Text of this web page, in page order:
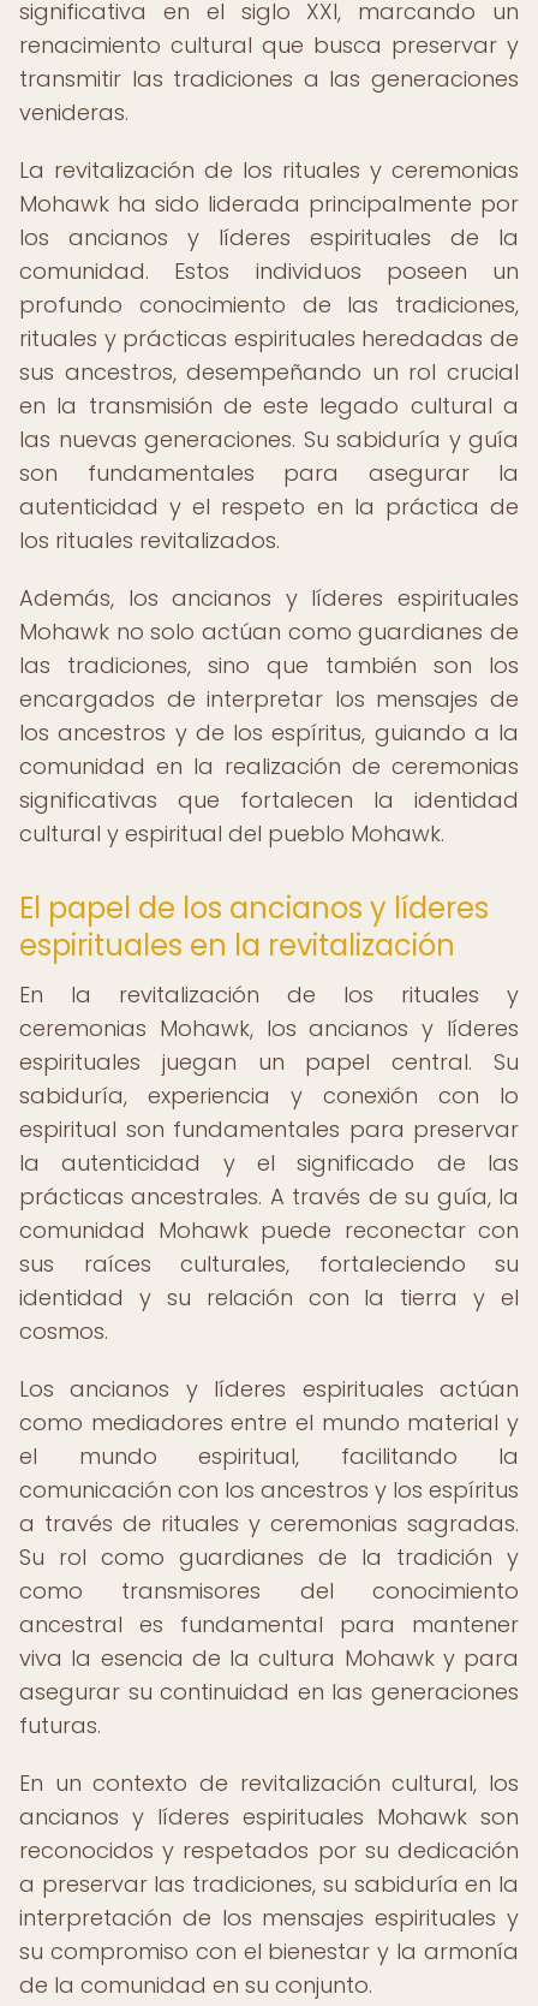
significativa en el siglo XXI, marcando un
renacimiento cultural que busca preservar y
transmitir las tradiciones a las generaciones
venideras.
La revitalización de los rituales y ceremonias
Mohawk ha sido liderada principalmente por
los ancianos y líderes espirituales de la
comunidad. Estos individuos poseen un
profundo conocimiento de las tradiciones,
rituales y prácticas espirituales heredadas de
sus ancestros, desempeñando un rol crucial
en la transmisión de este legado cultural a
las nuevas generaciones. Su sabiduría y guía
son fundamentales para asegurar la
autenticidad y el respeto en la práctica de
los rituales revitalizados.
Además, los ancianos y líderes espirituales
Mohawk no solo actúan como guardianes de
las tradiciones, sino que también son los
encargados de interpretar los mensajes de
los ancestros y de los espíritus, guiando a la
comunidad en la realización de ceremonias
significativas que fortalecen la identidad
cultural y espiritual del pueblo Mohawk.
El papel de los ancianos y líderes
espirituales en la revitalización
En la revitalización de los rituales y
ceremonias Mohawk, los ancianos y líderes
espirituales juegan un papel central. Su
sabiduría, experiencia y conexión con lo
espiritual son fundamentales para preservar
la autenticidad y el significado de las
prácticas ancestrales. A través de su guía, la
comunidad Mohawk puede reconectar con
sus raíces culturales, fortaleciendo su
identidad y su relación con la tierra y el
cosmos.
Los ancianos y líderes espirituales actúan
como mediadores entre el mundo material y
el mundo espiritual, facilitando la
comunicación con los ancestros y los espíritus
a través de rituales y ceremonias sagradas.
Su rol como guardianes de la tradición y
como transmisores del conocimiento
ancestral es fundamental para mantener
viva la esencia de la cultura Mohawk y para
asegurar su continuidad en las generaciones
futuras.
En un contexto de revitalización cultural, los
ancianos y líderes espirituales Mohawk son
reconocidos y respetados por su dedicación
a preservar las tradiciones, su sabiduría en la
interpretación de los mensajes espirituales y
su compromiso con el bienestar y la armonía
de la comunidad en su conjunto.